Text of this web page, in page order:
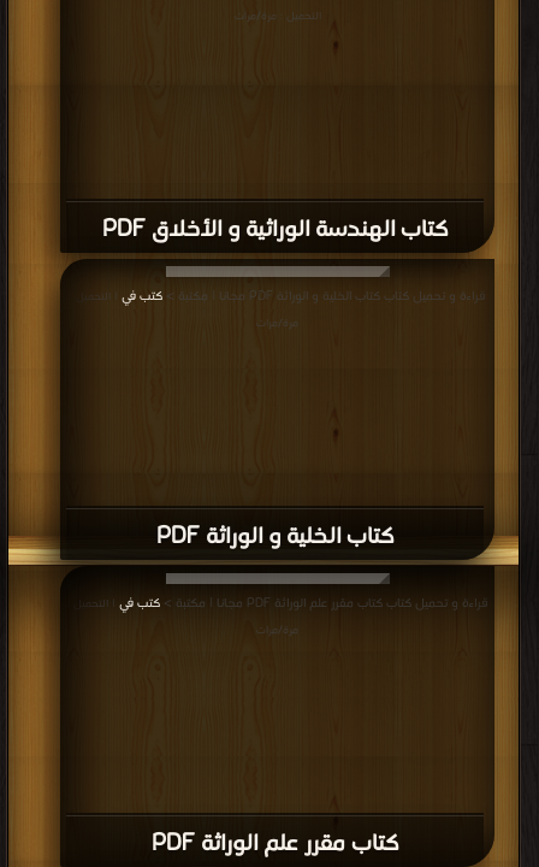
كتاب الهندسة الوراثية و الأخلاق PDF
التحميل : مرة/مرات
كتاب الخلية و الوراثة PDF
قراءة و تحميل كتاب كتاب الخلية و الوراثة PDF مجانا | مكتبة > كتب في
| التحميل :
مرة/مرات
كتاب مقرر علم الوراثة PDF
قراءة و تحميل كتاب كتاب مقرر علم الوراثة PDF مجانا | مكتبة > كتب في
| التحميل :
مرة/مرات